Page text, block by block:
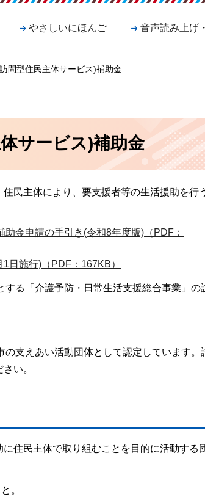
やさしいにほんご 音声読み上げ
問型住民主体サービス)補助金
サービス)補助金
民主体により、要支援者等の生活援助を行
金申請の手引き(令和8年度版)（PDF：
日施行)（PDF：167KB）
る「介護予防・日常生活支援総合事業」の
支えあい活動団体として認定しています。
い。
住民主体で取り組むことを目的に活動する
。